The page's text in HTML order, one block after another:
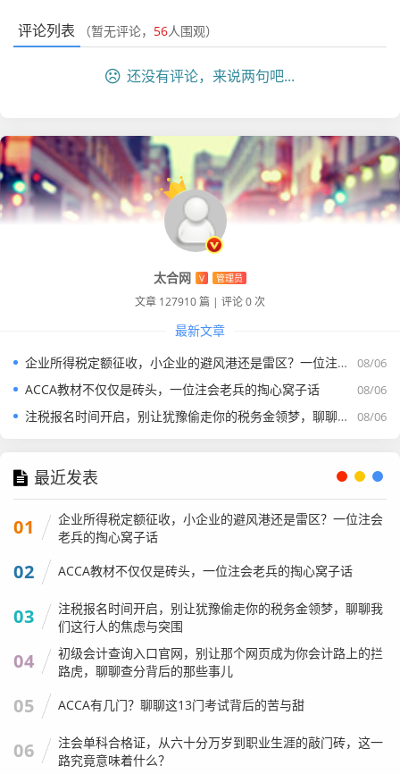
对那些老实经营的企业是最大的公平，以前那种靠偷税漏税
压低价格搞恶性竞争的“搅局者”，终于要被清理出局了。
在“山东地税吧”里，除了吐槽政策，最多的就是吐槽老板和
工资。
咱们山东有个特点,就是考公、考编的热度极高，这导致了一
个现象：在很多私企老板眼里，会计就是个“记账的”，甚至
是个“打杂的”，他们觉得会计这活儿谁都能干，不愿意出高
我有个学员,小刘，在潍坊的一家做出口贸易的公司做会计，
小刘考过了CPA的两门，很有上进心，但是呢，老板给她的
月薪只有4000块，还要求她兼职做人事和行政，最让小刘崩
溃的是，老板为了少交出口退税的关联检查，逼着她做几套
我当时就在下面回复她：“赶紧跑！别犹豫！”
为什么？因为在现在的税务环境下，会计不仅是打工的，更
定要学会拒绝，咱们山东人讲究“忠义”，但这个“忠”是对职业
操守的忠，不是对老板违法乱纪的“愚忠”。
现在的山东会计圈,正在经历一场觉醒，大家开始意识到，单
纯的手工账、简单的报税，那是迟早会被AI取代的，未来的
价值，在于税务筹划（注意，是筹划不是避税）、在于财务
分析、在于帮企业用好用国家的优惠政策。
国家对高新技术企业、对研发费用加计扣除的力度非常大，
咱们山东很多传统企业正在转型，这正是会计人发挥价值的
评论列表 （暂无评论， 56人围观）
还没有评论，来说两句吧...
太合网 V 管理员
文章 127910 篇 | 评论 0 次
最新文章
08/06
企业所得税定额征收，小企业的避风港还是雷区？一位注会老兵的掏心窝子话
08/06
ACCA教材不仅仅是砖头，一位注会老兵的掏心窝子话
08/06
注税报名时间开启，别让犹豫偷走你的税务金领梦，聊聊我们这行人的焦虑与突围
最近发表
01
企业所得税定额征收，小企业的避风港还是雷区？一位注会
老兵的掏心窝子话
02 ACCA教材不仅仅是砖头，一位注会老兵的掏心窝子话
03
注税报名时间开启，别让犹豫偷走你的税务金领梦，聊聊我
们这行人的焦虑与突围
04
初级会计查询入口官网，别让那个网页成为你会计路上的拦
路虎，聊聊查分背后的那些事儿
05 ACCA有几门？聊聊这13门考试背后的苦与甜
06
注会单科合格证，从六十分万岁到职业生涯的敲门砖，这一
路究竟意味着什么？